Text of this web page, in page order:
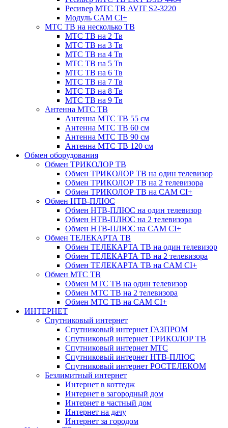
Ресивер МТС ТВ AVIT S2-3220
Модуль CAM CI+
МТС ТВ на несколько ТВ
МТС ТВ на 2 Тв
МТС ТВ на 3 Тв
МТС ТВ на 4 Тв
МТС ТВ на 5 Тв
МТС ТВ на 6 Тв
МТС ТВ на 7 Тв
МТС ТВ на 8 Тв
МТС ТВ на 9 Тв
Антенна МТС ТВ
Антенна МТС ТВ 55 см
Антенна МТС ТВ 60 см
Антенна МТС ТВ 90 см
Антенна МТС ТВ 120 см
Обмен оборудования
Обмен ТРИКОЛОР ТВ
Обмен ТРИКОЛОР ТВ на один телевизор
Обмен ТРИКОЛОР ТВ на 2 телевизора
Обмен ТРИКОЛОР ТВ на CAM CI+
Обмен НТВ-ПЛЮС
Обмен НТВ-ПЛЮС на один телевизор
Обмен НТВ-ПЛЮС на 2 телевизора
Обмен НТВ-ПЛЮС на CAM CI+
Обмен ТЕЛЕКАРТА ТВ
Обмен ТЕЛЕКАРТА ТВ на один телевизор
Обмен ТЕЛЕКАРТА ТВ на 2 телевизора
Обмен ТЕЛЕКАРТА ТВ на CAM CI+
Обмен МТС ТВ
Обмен МТС ТВ на один телевизор
Обмен МТС ТВ на 2 телевизора
Обмен МТС ТВ на CAM CI+
ИНТЕРНЕТ
Спутниковый интернет
Спутниковый интернет ГАЗПРОМ
Спутниковый интернет ТРИКОЛОР ТВ
Спутниковый интернет МТС
Спутниковый интернет НТВ-ПЛЮС
Спутниковый интернет РОСТЕЛЕКОМ
Безлимитный интернет
Интернет в коттедж
Интернет в загородный дом
Интернет в частный дом
Интернет на дачу
Интернет за городом